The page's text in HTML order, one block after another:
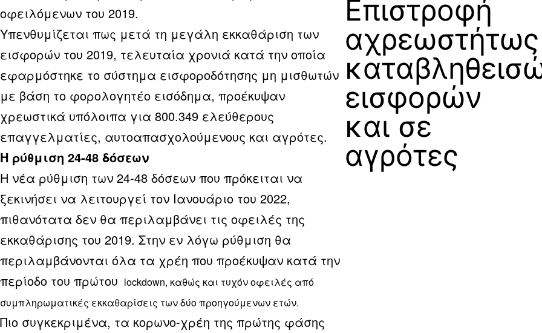
οφειλόμενων του 2019.
Υπενθυμίζεται πως μετά τη μεγάλη εκκαθάριση των
εισφορών του 2019, τελευταία χρονιά κατά την οποία
εφαρμόστηκε το σύστημα εισφοροδότησης μη μισθωτών
με βάση το φορολογητέο εισόδημα, προέκυψαν
χρεωστικά υπόλοιπα για 800.349 ελεύθερους
επαγγελματίες, αυτοαπασχολούμενους και αγρότες.
Η ρύθμιση 24-48 δόσεων
Η νέα ρύθμιση των 24-48 δόσεων που πρόκειται να
ξεκινήσει να λειτουργεί τον Ιανουάριο του 2022,
πιθανότατα δεν θα περιλαμβάνει τις οφειλές της
εκκαθάρισης του 2019. Στην εν λόγω ρύθμιση θα
περιλαμβάνονται όλα τα χρέη που προέκυψαν κατά την
περίοδο του πρώτου lockdown, καθώς και τυχόν οφειλές από
συμπληρωματικές εκκαθαρίσεις των δύο προηγούμενων ετών.
Πιο συγκεκριμένα, τα κορωνο-χρέη της πρώτης φάσης
Επιστροφή
αχρεωστήτως
εισφορών
και σε
αγρότες